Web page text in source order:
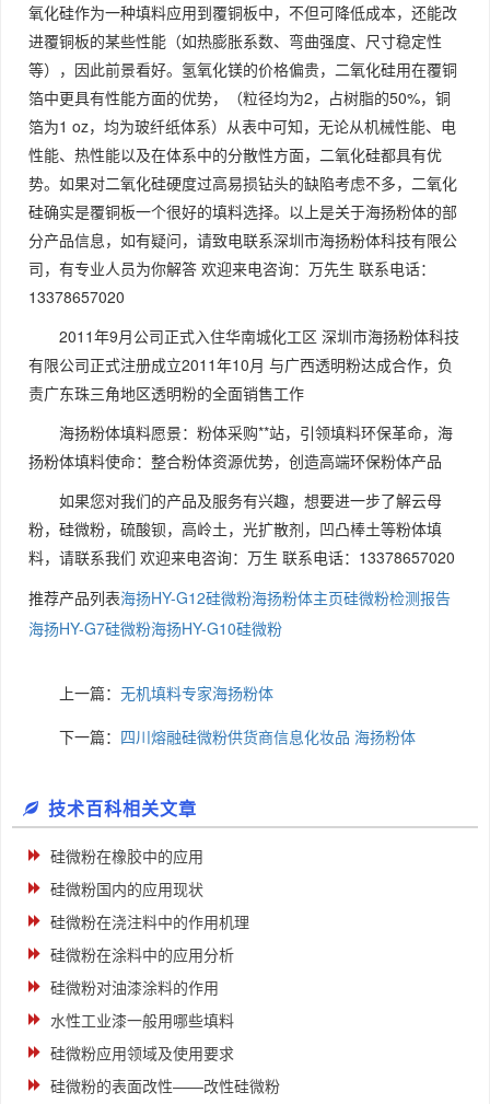
氧化硅作为一种填料应用到覆铜板中，不但可降低成本，还能改
进覆铜板的某些性能（如热膨胀系数、弯曲强度、尺寸稳定性
等），因此前景看好。氢氧化镁的价格偏贵，二氧化硅用在覆铜
箔中更具有性能方面的优势，（粒径均为2，占树脂的50%，铜
箔为1 oz，均为玻纤纸体系）从表中可知，无论从机械性能、电
性能、热性能以及在体系中的分散性方面，二氧化硅都具有优
势。如果对二氧化硅硬度过高易损钻头的缺陷考虑不多，二氧化
硅确实是覆铜板一个很好的填料选择。以上是关于海扬粉体的部
分产品信息，如有疑问，请致电联系深圳市海扬粉体科技有限公
司，有专业人员为你解答 欢迎来电咨询：万先生 联系电话：
13378657020
2011年9月公司正式入住华南城化工区 深圳市海扬粉体科技
有限公司正式注册成立2011年10月 与广西透明粉达成合作，负
责广东珠三角地区透明粉的全面销售工作
海扬粉体填料愿景：粉体采购**站，引领填料环保革命，海
扬粉体填料使命：整合粉体资源优势，创造高端环保粉体产品
如果您对我们的产品及服务有兴趣，想要进一步了解云母
粉，硅微粉，硫酸钡，高岭土，光扩散剂，凹凸棒土等粉体填
料，请联系我们 欢迎来电咨询：万生 联系电话：13378657020
推荐产品列表海扬HY-G12硅微粉海扬粉体主页硅微粉检测报告
海扬HY-G7硅微粉海扬HY-G10硅微粉
上一篇： 无机填料专家海扬粉体
下一篇： 四川熔融硅微粉供货商信息化妆品 海扬粉体
技术百科相关文章
硅微粉在橡胶中的应用
硅微粉国内的应用现状
硅微粉在浇注料中的作用机理
硅微粉在涂料中的应用分析
硅微粉对油漆涂料的作用
水性工业漆一般用哪些填料
硅微粉应用领域及使用要求
硅微粉的表面改性——改性硅微粉